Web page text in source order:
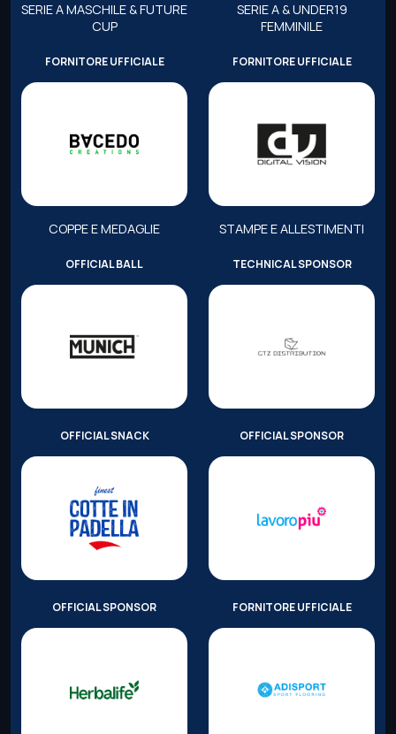
SERIE A MASCHILE & FUTURE
CUP
SERIE A & UNDER19
FEMMINILE
FORNITORE UFFICIALE
COPPE E MEDAGLIE
FORNITORE UFFICIALE
STAMPE E ALLESTIMENTI
OFFICIAL BALL TECHNICAL SPONSOR
OFFICIAL SNACK OFFICIAL SPONSOR
OFFICIAL SPONSOR FORNITORE UFFICIALE